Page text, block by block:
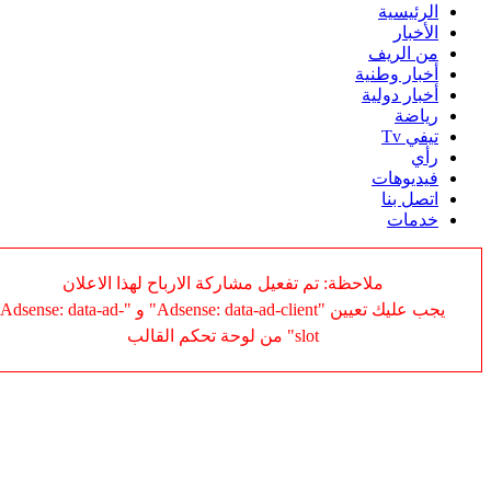
الرئيسية
الأخبار
من الريف
أخبار وطنية
أخبار دولية
رياضة
تيفي Tv
رأي
فيديوهات
اتصل بنا
خدمات
ملاحظة: تم تفعيل مشاركة الارباح لهذا الاعلان
يجب عليك تعيين "Adsense: data-ad-client" و "Adsense: data-ad-